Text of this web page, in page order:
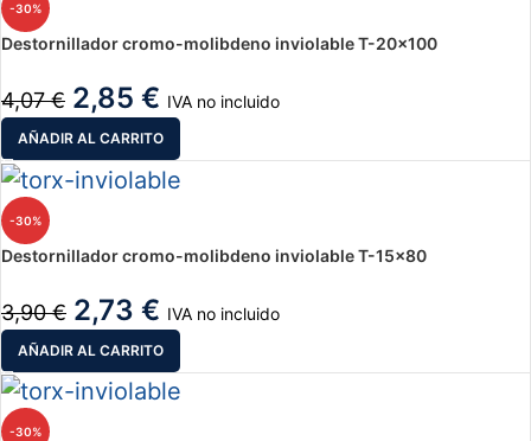
-30%
Destornillador cromo-molibdeno inviolable T-20×100
4,07€ 2,85 € IVA no incluido
AÑADIR AL CARRITO
-30%
Destornillador cromo-molibdeno inviolable T-15×80
3,90€ 2,73 € IVA no incluido
AÑADIR AL CARRITO
-30%